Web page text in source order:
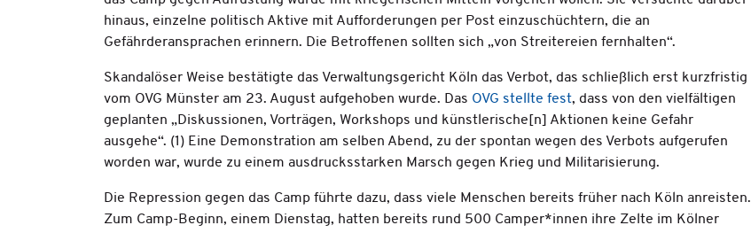
hinaus, einzelne politisch Aktive mit Aufforderungen per Post einzuschüchtern, die an
Gefährderansprachen erinnern. Die Betroffenen sollten sich „von Streitereien fernhalten“.
Skandalöser Weise bestätigte das Verwaltungsgericht Köln das Verbot, das schließlich erst kurzfristig
vom OVG Münster am 23. August aufgehoben wurde. Das OVG stellte fest, dass von den vielfältigen
geplanten „Diskussionen, Vorträgen, Workshops und künstlerische[n] Aktionen keine Gefahr
ausgehe“. (1) Eine Demonstration am selben Abend, zu der spontan wegen des Verbots aufgerufen
worden war, wurde zu einem ausdrucksstarken Marsch gegen Krieg und Militarisierung.
Die Repression gegen das Camp führte dazu, dass viele Menschen bereits früher nach Köln anreisten.
Zum Camp-Beginn, einem Dienstag, hatten bereits rund 500 Camper*innen ihre Zelte im Kölner